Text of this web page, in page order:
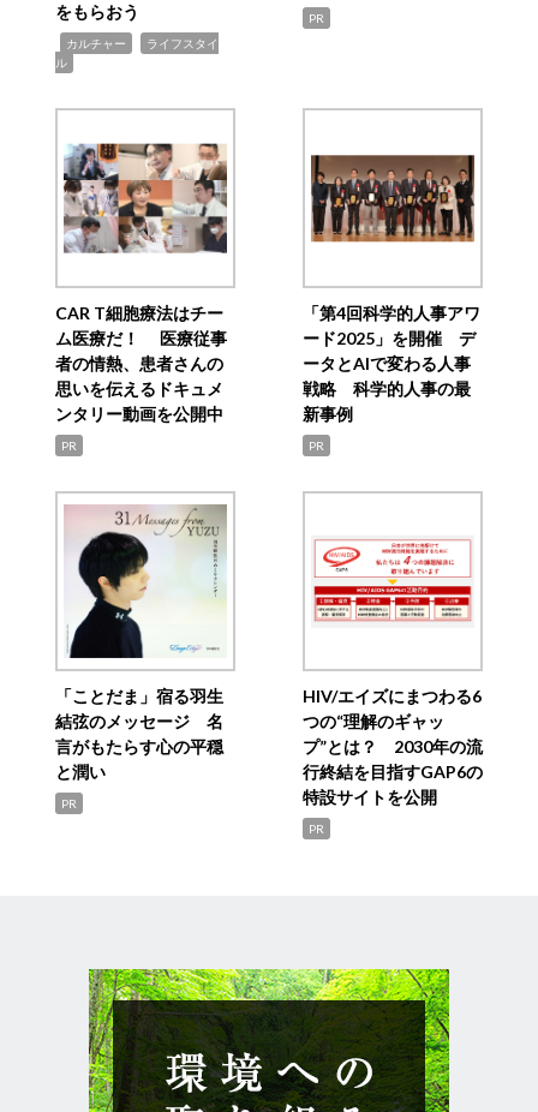
をもらおう
カルチャー
ライフスタイ
ル
PR
CAR T細胞療法はチー
ム医療だ！ 医療従事
者の情熱、患者さんの
思いを伝えるドキュメ
ンタリー動画を公開中
PR
「第4回科学的人事アワ
ード2025」を開催 デ
ータとAIで変わる人事
戦略 科学的人事の最
新事例
PR
「ことだま」宿る羽生
結弦のメッセージ 名
言がもたらす心の平穏
と潤い
PR
HIV/エイズにまつわる6
つの“理解のギャッ
プ”とは？ 2030年の流
行終結を目指すGAP6の
特設サイトを公開
PR